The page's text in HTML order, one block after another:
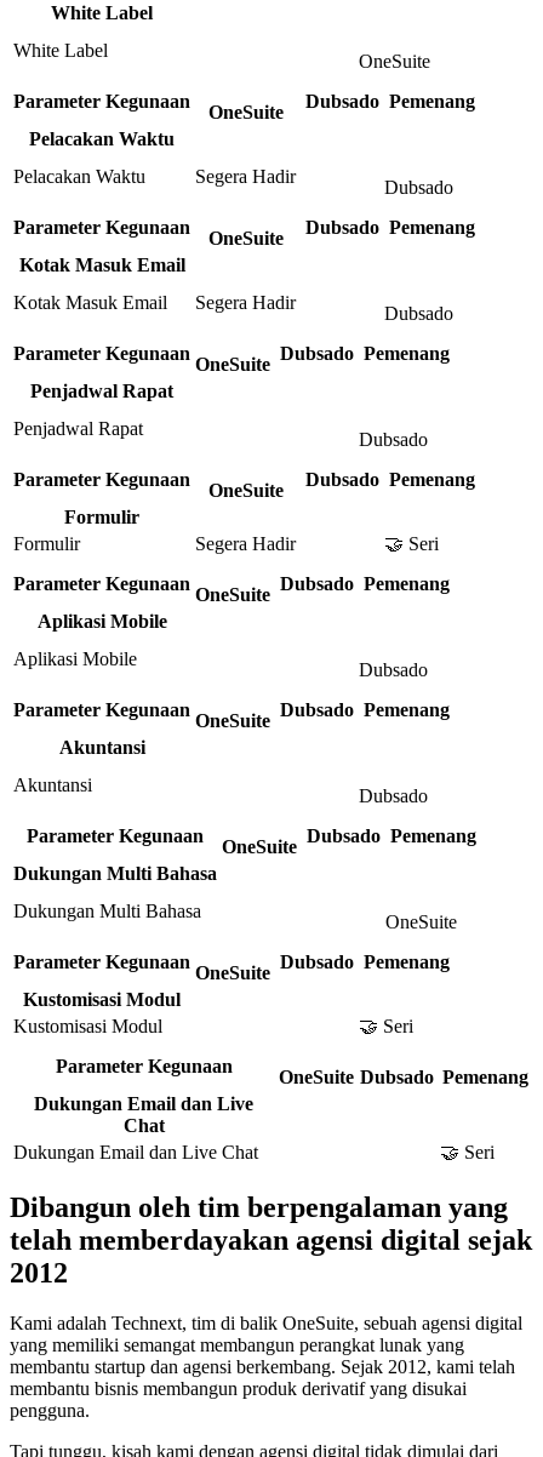
White Label
White Label
OneSuite
Parameter Kegunaan
OneSuite
Dubsado Pemenang
Pelacakan Waktu
Pelacakan Waktu
Segera Hadir
Dubsado
Parameter Kegunaan
OneSuite
Dubsado Pemenang
Kotak Masuk Email
Kotak Masuk Email
Segera Hadir
Dubsado
Parameter Kegunaan
OneSuite
Dubsado Pemenang
Penjadwal Rapat
Penjadwal Rapat
Dubsado
Parameter Kegunaan
OneSuite
Dubsado Pemenang
Formulir
Formulir
Segera Hadir
🤝 Seri
Parameter Kegunaan
OneSuite
Dubsado Pemenang
Aplikasi Mobile
Aplikasi Mobile
Dubsado
Parameter Kegunaan
OneSuite
Dubsado Pemenang
Akuntansi
Akuntansi
Dubsado
Parameter Kegunaan
OneSuite
Dubsado Pemenang
Dukungan Multi Bahasa
Dukungan Multi Bahasa
OneSuite
Parameter Kegunaan
OneSuite
Dubsado Pemenang
Kustomisasi Modul
Kustomisasi Modul
🤝 Seri
Parameter Kegunaan
OneSuite Dubsado Pemenang
Dukungan Email dan Live
Chat
Dukungan Email dan Live Chat
🤝 Seri
Dibangun oleh tim berpengalaman yang
telah memberdayakan agensi digital sejak
2012
Kami adalah Technext, tim di balik OneSuite, sebuah agensi digital
yang memiliki semangat membangun perangkat lunak yang
membantu startup dan agensi berkembang. Sejak 2012, kami telah
membantu bisnis membangun produk derivatif yang disukai
pengguna.
Tapi tunggu, kisah kami dengan agensi digital tidak dimulai dari